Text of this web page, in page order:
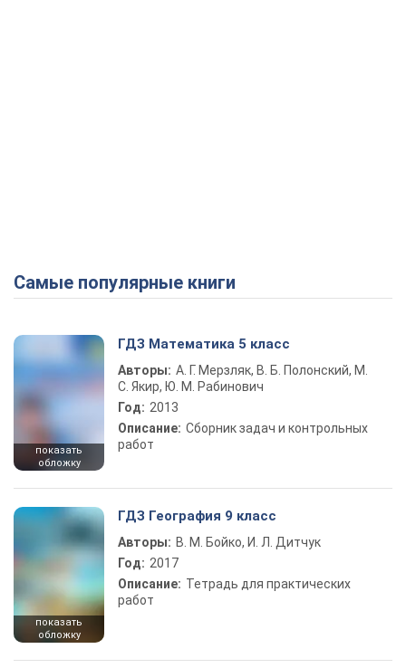
Самые популярные книги
показать
обложку
ГДЗ Математика 5 класс
Авторы: А. Г. Мерзляк, В. Б. Полонский, М.
С. Якир, Ю. М. Рабинович
Год: 2013
Описание: Сборник задач и контрольных
работ
показать
обложку
ГДЗ География 9 класс
Авторы: В. М. Бойко, И. Л. Дитчук
Год: 2017
Описание: Тетрадь для практических
работ